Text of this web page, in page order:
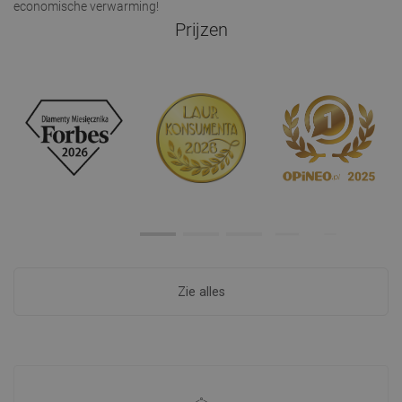
economische verwarming!
Prijzen
Zie alles